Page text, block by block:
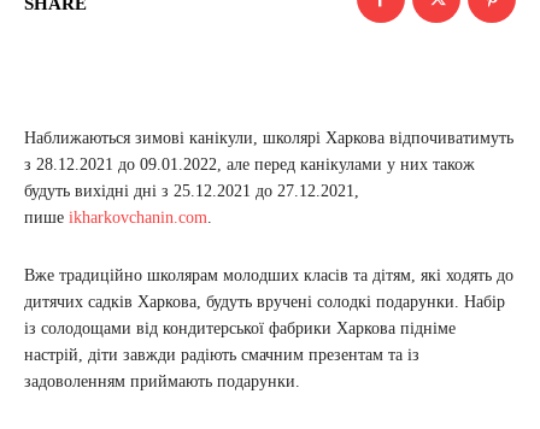
Наближаються зимові канікули, школярі Харкова відпочиватимуть
з 28.12.2021 до 09.01.2022, але перед канікулами у них також
будуть вихідні дні з 25.12.2021 до 27.12.2021,
пише ikharkovchanin.com.
Вже традиційно школярам молодших класів та дітям, які ходять до
дитячих садків Харкова, будуть вручені солодкі подарунки. Набір
із солодощами від кондитерської фабрики Харкова підніме
настрій, діти завжди радіють смачним презентам та із
задоволенням приймають подарунки.